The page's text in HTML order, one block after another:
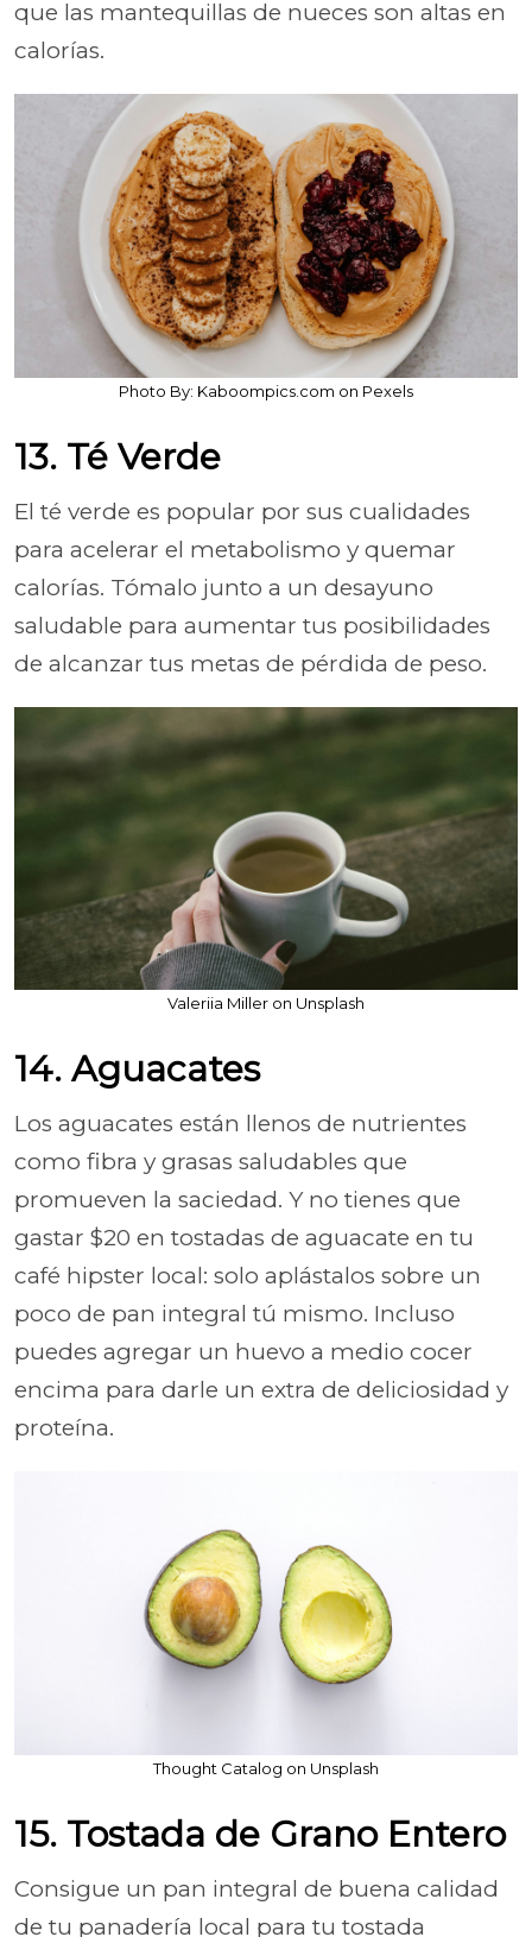
que las mantequillas de nueces son altas en
calorías.
Photo By: Kaboompics.com on Pexels
13. Té Verde
El té verde es popular por sus cualidades
para acelerar el metabolismo y quemar
calorías. Tómalo junto a un desayuno
saludable para aumentar tus posibilidades
de alcanzar tus metas de pérdida de peso.
Valeriia Miller on Unsplash
14. Aguacates
Los aguacates están llenos de nutrientes
como fibra y grasas saludables que
promueven la saciedad. Y no tienes que
gastar $20 en tostadas de aguacate en tu
café hipster local: solo aplástalos sobre un
poco de pan integral tú mismo. Incluso
puedes agregar un huevo a medio cocer
encima para darle un extra de deliciosidad y
proteína.
Thought Catalog on Unsplash
15. Tostada de Grano Entero
Consigue un pan integral de buena calidad
de tu panadería local para tu tostada